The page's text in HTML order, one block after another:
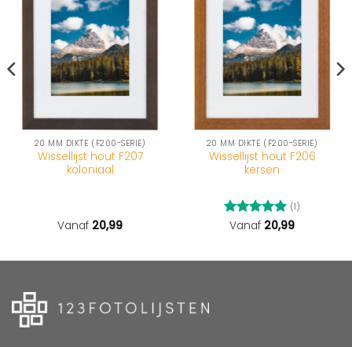
20 MM DIKTE (F200-SERIE)
Wissellijst hout F207
koloniaal
Vanaf 20,99
20 MM DIKTE (F200-SERIE)
Wissellijst hout F206
kersen
Gewaardeerd
(1)
Vanaf 20,99